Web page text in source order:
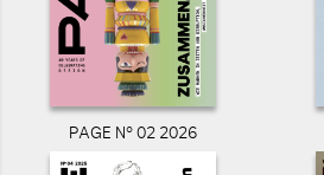
PAGE N° 02 2026